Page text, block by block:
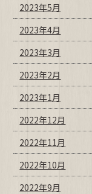
2023年5月
2023年4月
2023年3月
2023年2月
2023年1月
2022年12月
2022年11月
2022年10月
2022年9月